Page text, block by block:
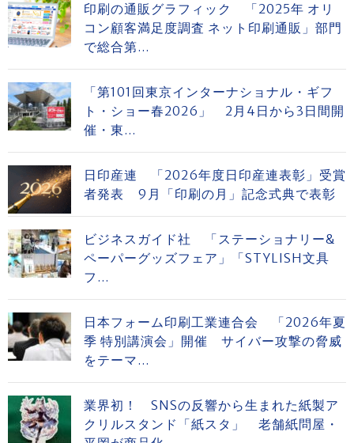
印刷の通販グラフィック 「2025年 オリ
コン顧客満足度調査 ネット印刷通販」部門
で総合第...
「第101回東京インターナショナル・ギフ
ト・ショー春2026」 2月4日から3日間開
催・東...
日印産連 「2026年度日印産連表彰」受賞
者発表 9月「印刷の月」記念式典で表彰
ビジネスガイド社 「ステーショナリー&
ペーパーグッズフェア」「STYLISH文具
フ...
日本フォーム印刷工業連合会 「2026年夏
季 特別講演会」開催 サイバー攻撃の脅威
をテーマ...
業界初！ SNSの反響から生まれた紙製ア
クリルスタンド「紙スタ」 老舗紙問屋・